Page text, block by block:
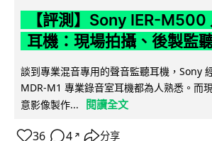
【評測】Sony IER-M500
耳機：現場拍攝、後製監
談到專業混音專用的聲音監聽耳機，Sony
MDR-M1 專業錄音室耳機都為人熟悉。而
意影像製作...
閱讀全文
36 4 ↗ 分享